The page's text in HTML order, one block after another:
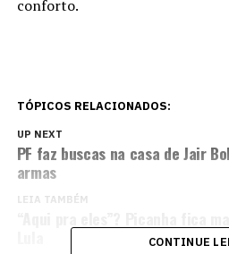
conforto.
TÓPICOS RELACIONADOS:
UP NEXT
PF faz buscas na casa de Jair
armas
LEIA TAMBÉM
CONTINUE